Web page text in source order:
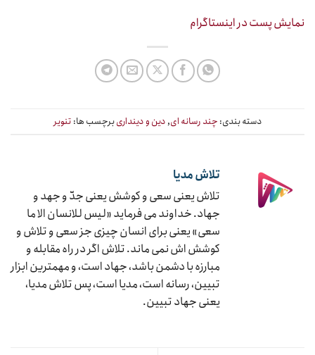
نمایش پست در اینستاگرام
دسته بندی: چند رسانه ای, دین و دینداریبرچسب ها: تنویر
تلاش مدیا
تلاش یعنی سعی و کوشش یعنی جدّ و جهد و
جهاد. خداوند می فرماید «لیس للانسان الا ما
سعی» یعنی برای انسان چیزی جز سعی و تلاش و
کوشش اش نمی ماند. تلاش اگر در راه مقابله و
مبارزه با دشمن باشد، جهاد است، و مهمترین ابزار
تبیین، رسانه است، مدیا است، پس تلاش مدیا،
یعنی جهاد تبیین.